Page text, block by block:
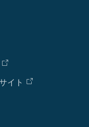
イト